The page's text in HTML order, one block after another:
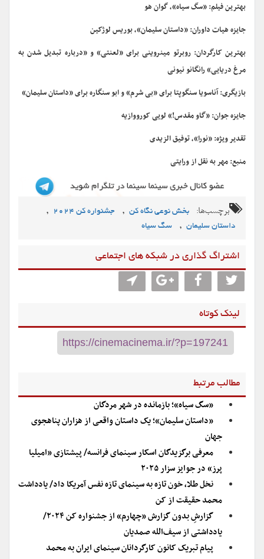
بهترین فیلم: «سگ سیاه»، گوان هو
جایزه هیات داوران: «داستان سلیمان»، بوریس لوژکین
بهترین کارگردان: روبرتو مینروینی برای «لعنتی» و «درباره تبدیل شدن به
مرغ دریایی» رانگانو نیونی
بازیگری: آناسویا سنگوپتا برای «بی شرم» و ابو سنگاره برای «داستان سلیمان»
جایزه جوان: «گاو مقدس!» لویی کورووازیه
تقدیر ویژه: «نورا»، توفیق الزیدی
منبع: مهر به نقل از ورایتی
برچسب‌ها: بخش نوعی نگاه کن , جشنواره کن ۲۰۲۴ ,
داستان سلیمان , سگ سیاه
اشتراگ گذاری در شبکه های اجتماعی
لینک کوتاه
مطالب مرتبط
«سگ سیاه»؛ بازمانده در شهر مردگان
«داستان سلیمان»؛ یک داستان واقعی از هزاران پناهجوی
جهان
معرفی برگزیدگان اسکار سینمای فرانسه/ پیشتازی «امیلیا
پرز» در جوایز سزار ۲۰۲۵
نخل طلا، خون تازه به سینمای تازه نفس آمریکا داد/ یادداشت
محمد حقیقت از کن
گزارشِ بدون گزارش «چهارم» از جشنواره کن ۲۰۲۴/
یادداشتی از سیف‌الله صمدیان
پیام تبریک کانون کارگردانان سینمای ایران به محمد